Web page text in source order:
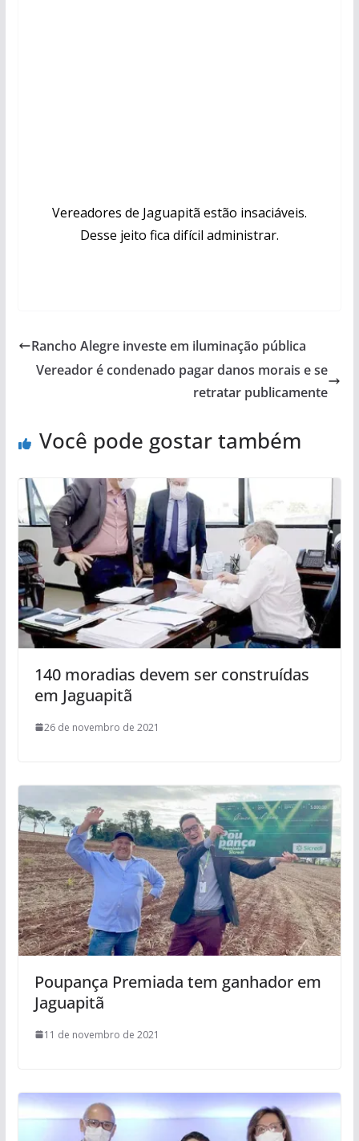
Vereadores de Jaguapitã estão insaciáveis.
Desse jeito fica difícil administrar.
Rancho Alegre investe em iluminação pública
Vereador é condenado pagar danos morais e se
retratar publicamente
Você pode gostar também
140 moradias devem ser construídas
em Jaguapitã
26 de novembro de 2021
Poupança Premiada tem ganhador em
Jaguapitã
11 de novembro de 2021